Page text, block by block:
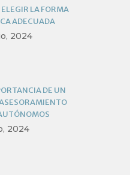
LA FORMA
ADECUADA
2024
DE UN
2024